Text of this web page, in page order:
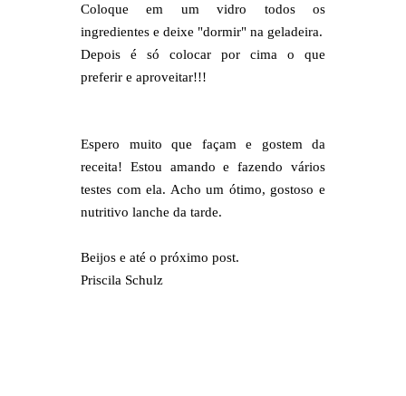
Coloque em um vidro todos os
ingredientes e deixe "dormir" na geladeira.
Depois é só colocar por cima o que
preferir e aproveitar!!!
Espero muito que façam e gostem da
receita! Estou amando e fazendo vários
testes com ela. Acho um ótimo, gostoso e
nutritivo lanche da tarde.
Beijos e até o próximo post.
Priscila Schulz